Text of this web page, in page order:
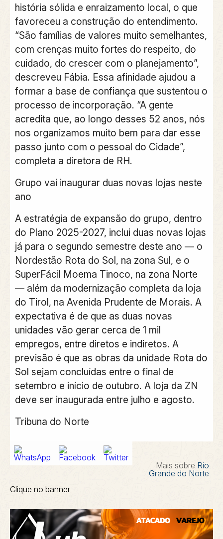
história sólida e enraizamento local, o que
favoreceu a construção do entendimento.
“São famílias de valores muito semelhantes,
com crenças muito fortes do respeito, do
cuidado, do crescer com o planejamento”,
descreveu Fábia. Essa afinidade ajudou a
formar a base de confiança que sustentou o
processo de incorporação. “A gente
acredita que, ao longo desses 52 anos, nós
nos organizamos muito bem para dar esse
passo junto com o pessoal do Cidade”,
completa a diretora de RH.
Grupo vai inaugurar duas novas lojas neste
ano
A estratégia de expansão do grupo, dentro
do Plano 2025-2027, inclui duas novas lojas
já para o segundo semestre deste ano — o
Nordestão Rota do Sol, na zona Sul, e o
SuperFácil Moema Tinoco, na zona Norte
— além da modernização completa da loja
do Tirol, na Avenida Prudente de Morais. A
expectativa é de que as duas novas
unidades vão gerar cerca de 1 mil
empregos, entre diretos e indiretos. A
previsão é que as obras da unidade Rota do
Sol sejam concluídas entre o final de
setembro e início de outubro. A loja da ZN
deve ser inaugurada entre julho e agosto.
Tribuna do Norte
Mais sobre Rio
Grande do Norte
Clique no banner